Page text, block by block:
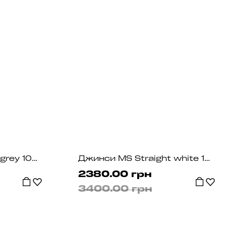
Джинси MS Straight grey 1032 Джинси MS Straight white 1033
2380.00 грн
3400.00 грн